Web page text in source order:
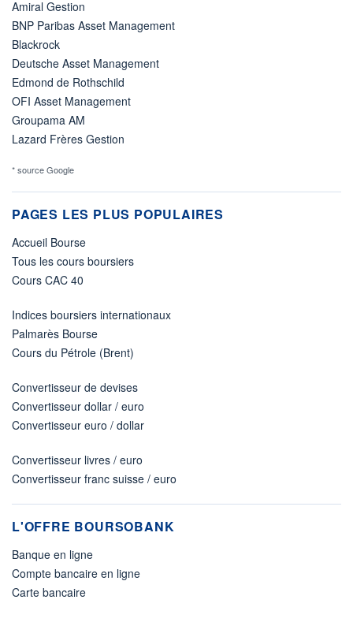
Amiral Gestion
BNP Paribas Asset Management
Blackrock
Deutsche Asset Management
Edmond de Rothschild
OFI Asset Management
Groupama AM
Lazard Frères Gestion
* source Google
PAGES LES PLUS POPULAIRES
Accueil Bourse
Tous les cours boursiers
Cours CAC 40
Indices boursiers internationaux
Palmarès Bourse
Cours du Pétrole (Brent)
Convertisseur de devises
Convertisseur dollar / euro
Convertisseur euro / dollar
Convertisseur livres / euro
Convertisseur franc suisse / euro
L'OFFRE BOURSOBANK
Banque en ligne
Compte bancaire en ligne
Carte bancaire